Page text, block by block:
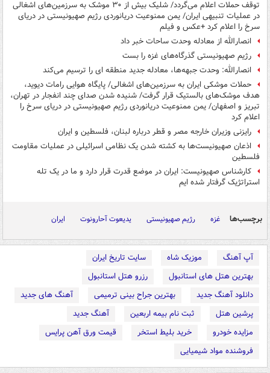
توقف حملات اعلام می‌گردد/ شلیک بیش از ۳۰ موشک به سرزمین‌های اشغالی
در عملیات تنبیهی ایران/ یمن ممنوعیت دریانوردی رژیم صهیونیستی در دریای
سرخ را اعلام کرد +عکس و فیلم
انصارالله از معادله وحدت ساحات خبر داد
رژیم صهیونیستی گذرگاه‌های غزه را بست
انصارالله: وحدت جبهه‌ها، معادله جدید منطقه ای را ترسیم می‌کند
حملات موشکی ایران به سرزمین‌های اشغالی/ پایگاه هوایی رامات دیوید،
هدف موشک‌های بالستیک قرار گرفت/ شنیده شدن صدای چند انفجار در تهران،
تبریز و اصفهان/ یمن ممنوعیت دریانوردی رژیم صهیونیستی در دریای سرخ را
اعلام کرد
رایزنی وزیران خارجه مصر و قطر درباره لبنان، فلسطین و ایران
اذعان صهیونیست‌ها به کشته شدن یک نظامی اسرائیلی در عملیات مقاومت
فلسطین
کارشناس صهیونیست: ایران در موضع قدرت قرار دارد و ما در یک تله
استراتژیک گرفتار شده ایم
برچسب‌ها غزه رژیم صهیونیستی یدیعوت آحارونوت ایران
آپ آهنگ موزیک شاه
سایت تاریخ ایران
بهترین هتل های استانبول
رزرو هتل استانبول
دانلود آهنگ جدید
بهترین جراح بینی ترمیمی
آهنگ های جدید
پرشین هتل
ثبت نام بیمه اربعین
آهنگ جدید
مزایده خودرو
خرید بلیط استخر
قیمت ورق آهن پرایس
فروشنده مواد شیمیایی